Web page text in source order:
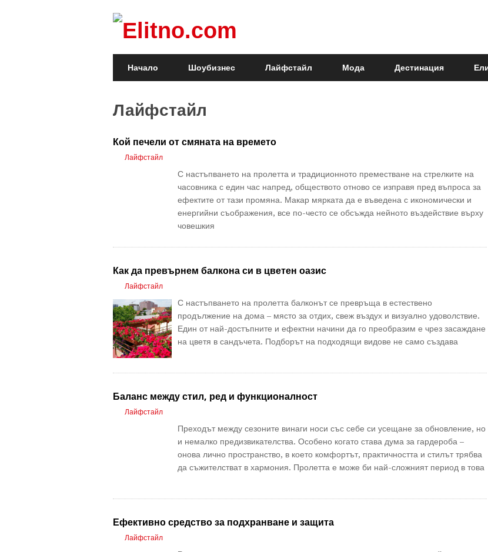
Начало Шоубизнес Лайфстайл Мода Дестинация
Лайфстайл
Кой печели от смяната на времето
Лайфстайл
С настъпването на пролетта и традиционното преместване на стрелките на
часовника с един час напред, обществото отново се изправя пред въпроса за
ефектите от тази промяна. Макар мярката да е въведена с икономически и
енергийни съображения, все по-често се обсъжда нейното въздействие върху
човешкия
Как да превърнем балкона си в цветен оазис
Лайфстайл
С настъпването на пролетта балконът се превръща в естествено
продължение на дома – място за отдих, свеж въздух и визуално удоволствие.
Един от най-достъпните и ефектни начини да го преобразим е чрез засаждане
на цветя в сандъчета. Подборът на подходящи видове не само създава
Баланс между стил, ред и функционалност
Лайфстайл
Преходът между сезоните винаги носи със себе си усещане за обновление, но
и немалко предизвикателства. Особено когато става дума за гардероба –
онова лично пространство, в което комфортът, практичността и стилът трябва
да съжителстват в хармония. Пролетта е може би най-сложният период в това
Ефективно средство за подхранване и защита
Лайфстайл